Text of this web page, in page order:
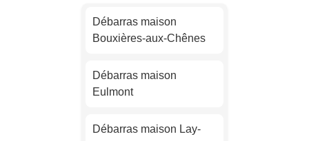
Rennes
Débarras maison Le
Débarras maison
Longwy
Débarras maison
Maxéville
Débarras maison Saint-
Débarras maison
Bouxières-aux-Chênes
Débarras maison
Eulmont
Débarras maison Lay-